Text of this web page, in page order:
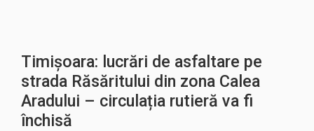
Timișoara: lucrări de asfaltare pe
strada Răsăritului din zona Calea
Aradului – circulația rutieră va fi
închisă